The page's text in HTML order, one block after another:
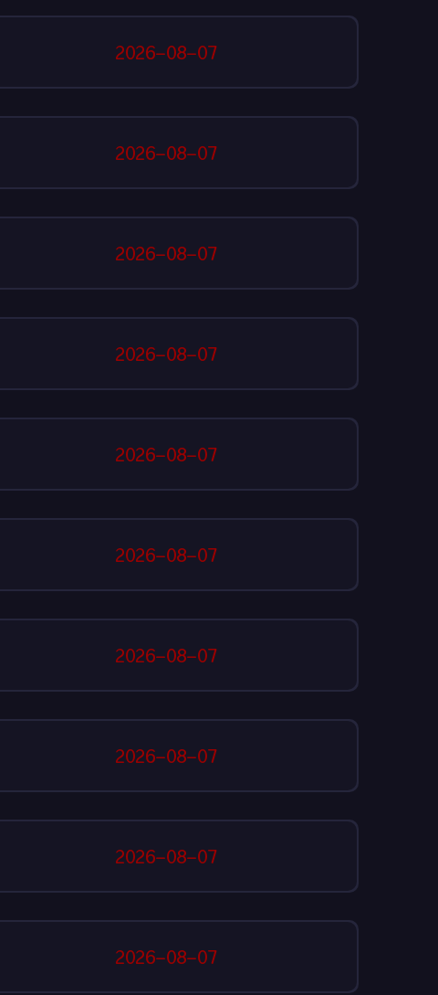
2026-08-07
2026-08-07
2026-08-07
2026-08-07
2026-08-07
2026-08-07
2026-08-07
2026-08-07
2026-08-07
2026-08-07